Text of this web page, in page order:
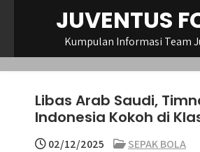
JUVENTUS
Kumpulan Informasi Team
Libas Arab Saudi,
Indonesia Kokoh di
02/12/2025
SEPAK BOLA